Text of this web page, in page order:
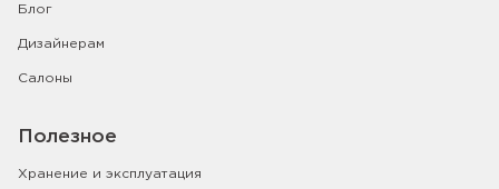
Блог
Дизайнерам
Салоны
Полезное
Хранение и эксплуатация